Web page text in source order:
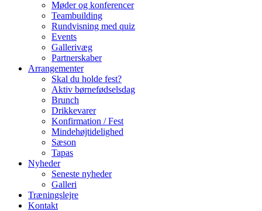
Møder og konferencer
Teambuilding
Rundvisning med quiz
Events
Gallerivæg
Partnerskaber
Arrangementer
Skal du holde fest?
Aktiv børnefødselsdag
Brunch
Drikkevarer
Konfirmation / Fest
Mindehøjtidelighed
Sæson
Tapas
Nyheder
Seneste nyheder
Galleri
Træningslejre
Kontakt